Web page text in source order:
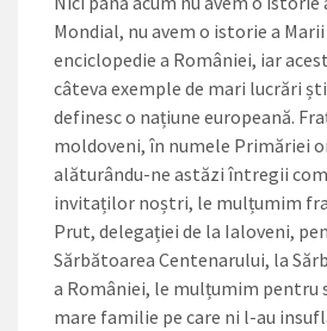
Mondial, nu avem o is­torie a
en­ciclopedie a României, iar
câteva exemple de ma­ri lucrări
definesc o națiune europeană.
moldoveni, în numele Pri­măriei
alăturân­du-ne astăzi întregii
invitaților noștri, le mulțumim
Prut, delegației de la Ialoveni,
Sărbătoarea Centenarului, la
a Ro­mâniei, le mulțumim pentru
mare familie pe ca­re ni l-au